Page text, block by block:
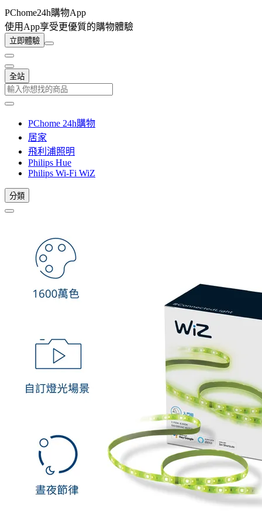
PChome24h購物App
使用App享受更優質的購物體驗
立即體驗
全站
PChome 24h購物
居家
飛利浦照明
Philips Hue
Philips Wi-Fi WiZ
分類